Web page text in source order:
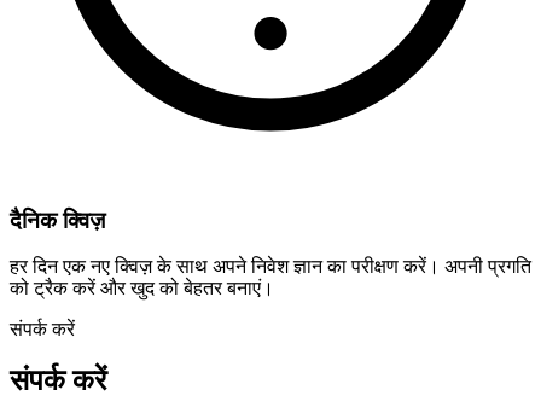
दैनिक क्विज़
हर दिन एक नए क्विज़ के साथ अपने निवेश ज्ञान का परीक्षण करें। अपनी प्रगति
को ट्रैक करें और खुद को बेहतर बनाएं।
संपर्क करें
संपर्क करें